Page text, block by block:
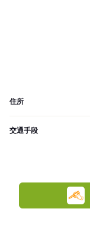
住所
交通手段